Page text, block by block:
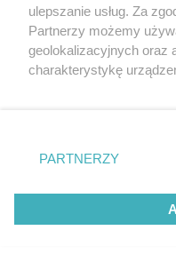
Żaden utwór zamieszczony w
rozpowszechniany lub dalej
ścigane prawnie.
ulepszanie usług. Za
Partnerzy możemy
geolokalizacyjnych oraz
charakterystykę
zmienić/wycofać
znajdujący się w lewym
rodzaje przetwarzania
użytkownika, ale masz
przetwarzaniu.
PARTNERZY